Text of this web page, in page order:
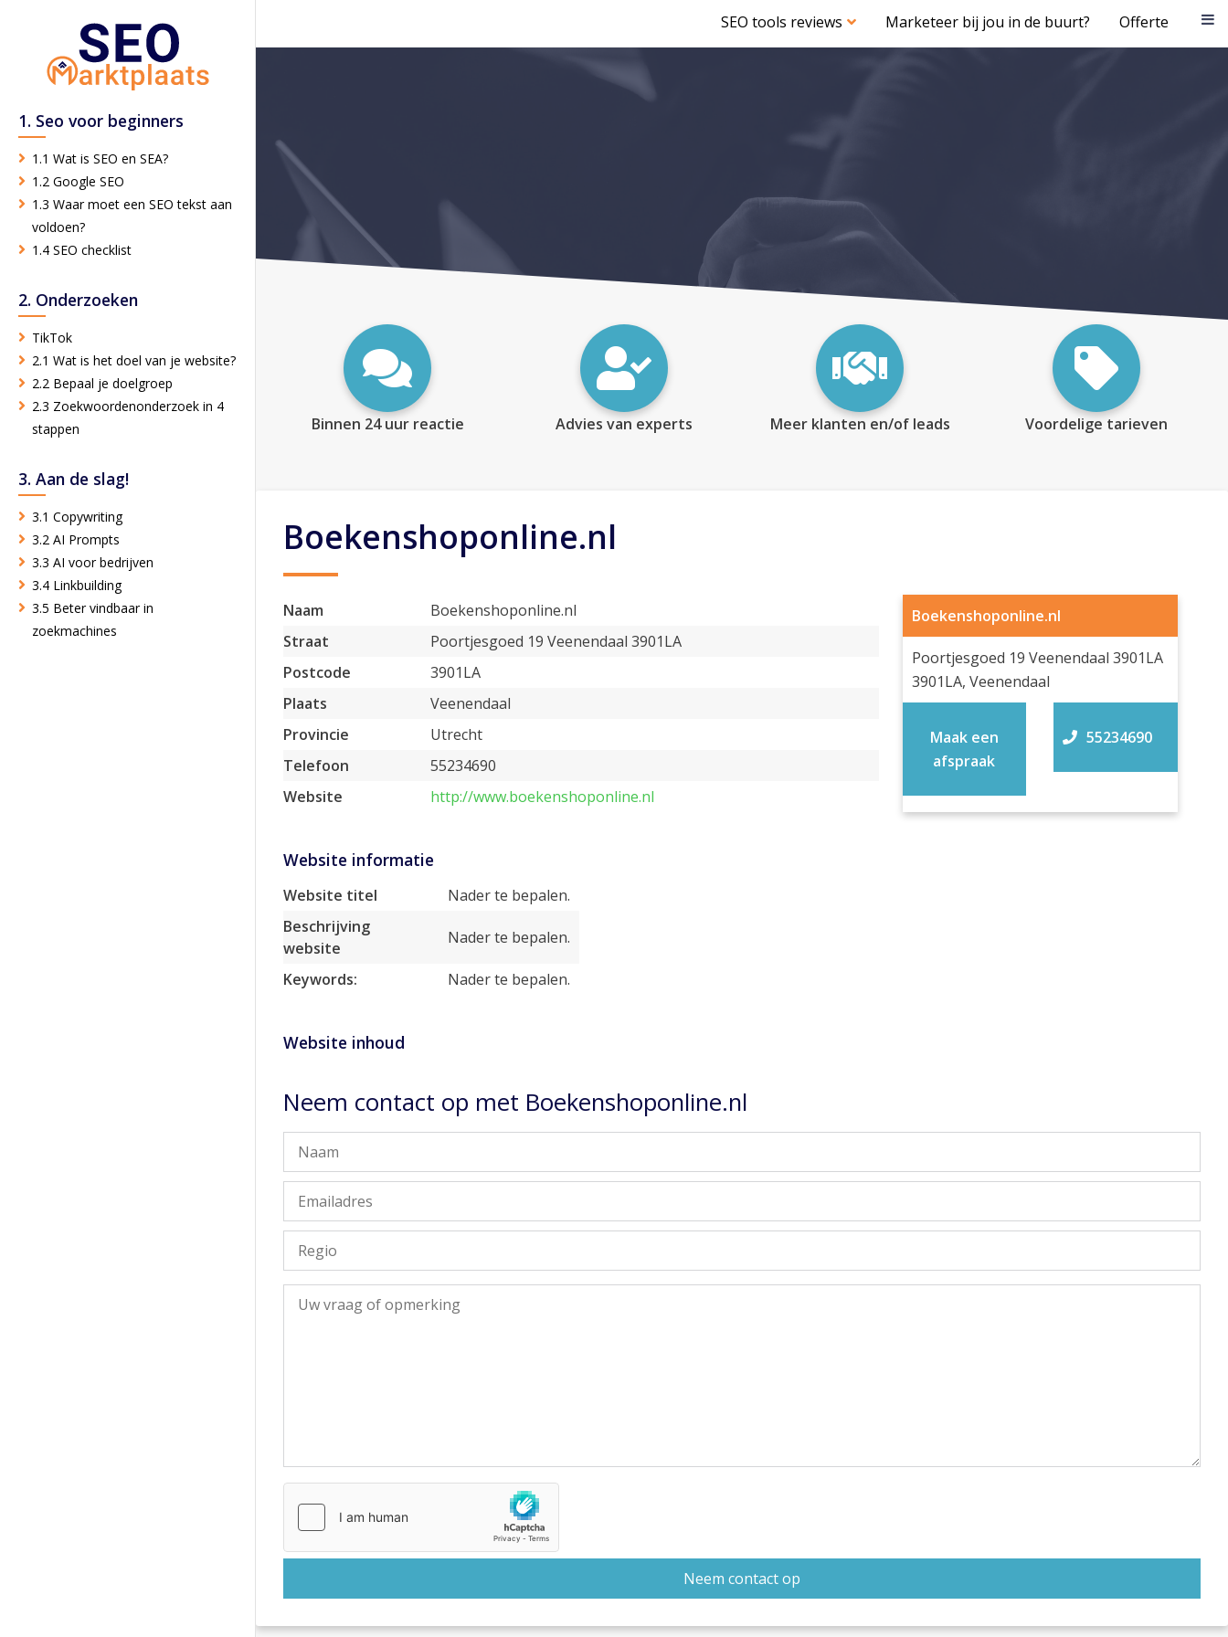
SEO tools reviews Marketeer bij jou in de buurt? Offerte
1. Seo voor beginners
1.1 Wat is SEO en SEA?
1.2 Google SEO
1.3 Waar moet een SEO tekst aan
voldoen?
1.4 SEO checklist
2. Onderzoeken
TikTok
2.1 Wat is het doel van je website?
2.2 Bepaal je doelgroep
2.3 Zoekwoordenonderzoek in 4
stappen
3. Aan de slag!
3.1 Copywriting
3.2 AI Prompts
3.3 AI voor bedrijven
3.4 Linkbuilding
3.5 Beter vindbaar in
zoekmachines
Binnen 24 uur reactie Advies van experts Meer klanten en/of leads Voordelige tarieven
Boekenshoponline.nl
Naam
Boekenshoponline.nl
Straat
Poortjesgoed 19 Veenendaal 3901LA
Postcode
3901LA
Plaats
Veenendaal
Provincie
Utrecht
Telefoon
55234690
Website
http://www.boekenshoponline.nl
Boekenshoponline.nl
Poortjesgoed 19 Veenendaal 3901LA
3901LA, Veenendaal
55234690
Maak een
afspraak
Website informatie
Website titel
Nader te bepalen.
Beschrijving
website
Nader te bepalen.
Keywords: Nader te bepalen.
Website inhoud
Neem contact op met Boekenshoponline.nl